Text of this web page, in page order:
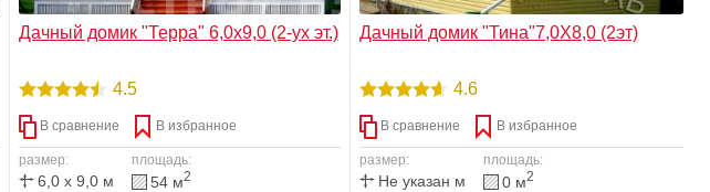
Дачный домик "Терра" 6,0х9,0 (2-ух эт.)
4.5
В сравнение В избранное
размер:
6,0 x 9,0 м
площадь:
54 м2
Дачный домик "Тина"7,0Х8,0 (2эт)
4.6
В сравнение В избранное
размер:
Не указан м
площадь:
0 м2